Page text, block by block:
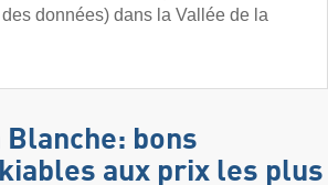
données) dans la Vallée de la
bons
aux prix les plus